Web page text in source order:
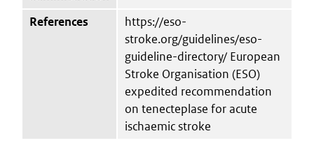
References
https://eso-
stroke.org/guidelines/eso-
guideline-directory/ European
Stroke Organisation (ESO)
expedited recommendation
on tenecteplase for acute
ischaemic stroke